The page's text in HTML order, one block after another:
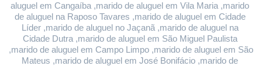
aluguel em Cangaíba ,marido de aluguel em Vila Maria ,marido
de aluguel na Raposo Tavares ,marido de aluguel em Cidade
Líder ,marido de aluguel no Jaçanã ,marido de aluguel na
Cidade Dutra ,marido de aluguel em São Miguel Paulista
,marido de aluguel em Campo Limpo ,marido de aluguel em São
Mateus ,marido de aluguel em José Bonifácio ,marido de